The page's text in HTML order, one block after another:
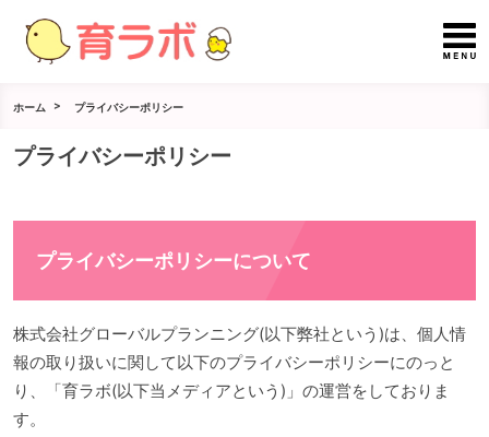
ホーム プライバシーポリシー
プライバシーポリシー
プライバシーポリシーについて
株式会社グローバルプランニング(以下弊社という)は、個人情
報の取り扱いに関して以下のプライバシーポリシーにのっと
り、「育ラボ(以下当メディアという)」の運営をしておりま
す。